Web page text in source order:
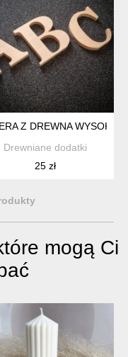
Z CYTATEM PAPIEŻA
Z DREWNA
Drewniane dodatki
25 zł
mogą Ci